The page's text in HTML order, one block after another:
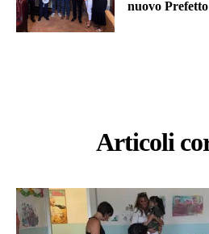
nuovo
Articoli